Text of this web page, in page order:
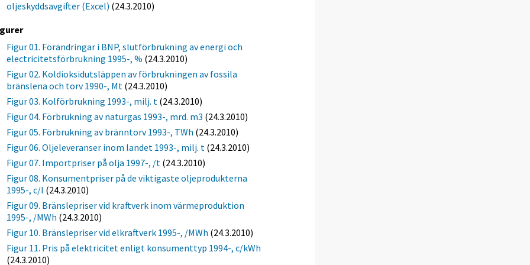
oljeskyddsavgifter (Excel) (24.3.2010)
Figur 01. Förändringar i BNP, slutförbrukning av energi och
electricitetsförbrukning 1995-, % (24.3.2010)
Figur 02. Koldioksidutsläppen av förbrukningen av fossila
bränslena och torv 1990-, Mt (24.3.2010)
Figur 03. Kolförbrukning 1993-, milj. t (24.3.2010)
Figur 04. Förbrukning av naturgas 1993-, mrd. m3 (24.3.2010)
Figur 05. Förbrukning av bränntorv 1993-, TWh (24.3.2010)
Figur 06. Oljeleveranser inom landet 1993-, milj. t (24.3.2010)
Figur 07. Importpriser på olja 1997-, /t (24.3.2010)
Figur 08. Konsumentpriser på de viktigaste oljeprodukterna
1995-, c/l (24.3.2010)
Figur 09. Bränslepriser vid kraftverk inom värmeproduktion
1995-, /MWh (24.3.2010)
Figur 10. Bränslepriser vid elkraftverk 1995-, /MWh (24.3.2010)
Figur 11. Pris på elektricitet enligt konsumenttyp 1994-, c/kWh
(24.3.2010)